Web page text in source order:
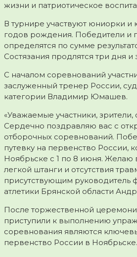
жизни и патриотическое
В турнире участвуют юниорки и
годов рождения. Победители и
определятся по сумме
Состязания продлятся три дня и
С началом соревнований
заслуженный тренер России,
категории Владимир Юмашев.
«Уважаемые участники, зрители,
Сердечно поздравляю вас с
отборочных соревнований.
путевку на первенство России,
Ноябрьске с 1 по 8 июня. Желаю
легкой штанги и отсутствия
присутствующим руководитель
атлетики Брянской области
После торжественной
приступили к выполнению
соревнования являются
первенство России в Ноябрьске.